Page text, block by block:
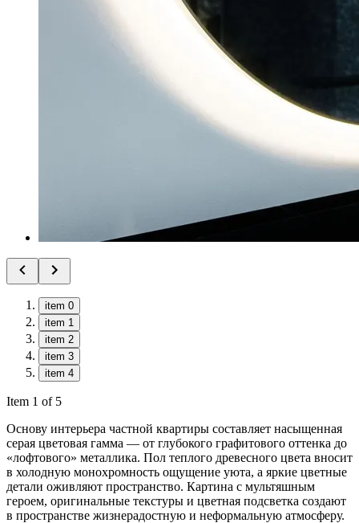
item 0
item 1
item 2
item 3
item 4
Item 1 of 5
Основу интерьера частной квартиры составляет насыщенная
серая цветовая гамма — от глубокого графитового оттенка до
«лофтового» металлика. Пол теплого древесного цвета вносит
в холодную монохромность ощущение уюта, а яркие цветные
детали оживляют пространство. Картина с мультяшным
героем, оригинальные текстуры и цветная подсветка создают
в пространстве жизнерадостную и неформальную атмосферу.